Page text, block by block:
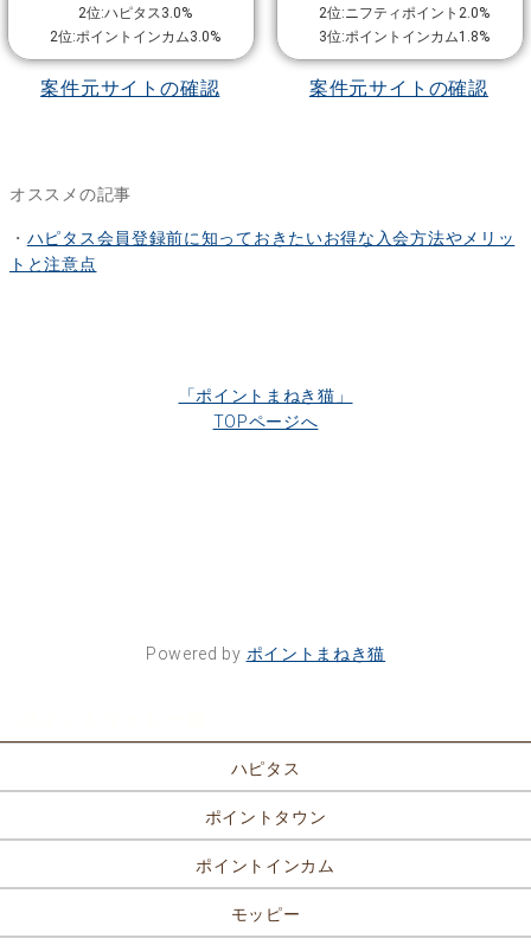
2位:ハピタス3.0%
2位:ポイントインカム3.0%
案件元サイトの確認
2位:ニフティポイント2.0%
3位:ポイントインカム1.8%
案件元サイトの確認
オススメの記事
・ ハピタス会員登録前に知っておきたいお得な入会方法やメリッ
トと注意点
「ポイントまねき猫」
TOPページへ
Powered by ポイントまねき猫
ハピタス
ポイントタウン
ポイントインカム
モッピー